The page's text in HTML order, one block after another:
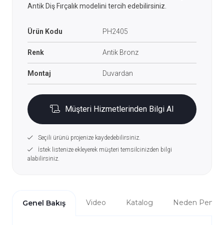
Antik Diş Fırçalık modelini tercih edebilirsiniz.
Ürün Kodu PH2405
Renk Antik Bronz
Montaj Duvardan
Müşteri Hizmetlerinden Bilgi Al
Seçili ürünü projenize kaydedebilirsiniz.
İstek listenize ekleyerek müşteri temsilcinizden bilgi
alabilirsiniz.
Genel Bakış Video Katalog Neden Penta?